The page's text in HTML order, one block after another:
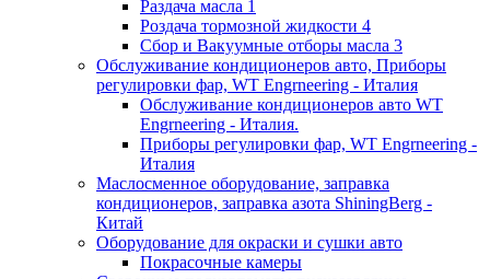
Раздача масла 1
Роздача тормозной жидкости 4
Сбор и Вакуумные отборы масла 3
Обслуживание кондиционеров авто, Приборы
регулировки фар, WT Engrneering - Италия
Обслуживание кондиционеров авто WT
Engrneering - Италия.
Приборы регулировки фар, WT Engrneering -
Италия
Маслосменное оборудование, заправка
кондиционеров, заправка азота ShiningBerg -
Китай
Оборудование для окраски и сушки авто
Покрасочные камеры